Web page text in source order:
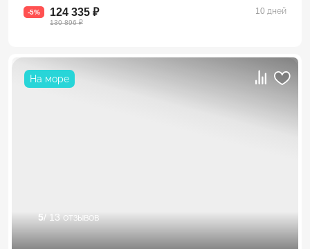
-5% 124 335 ₽
130 896 ₽
10 дней
На море
5/ 13 отзывов